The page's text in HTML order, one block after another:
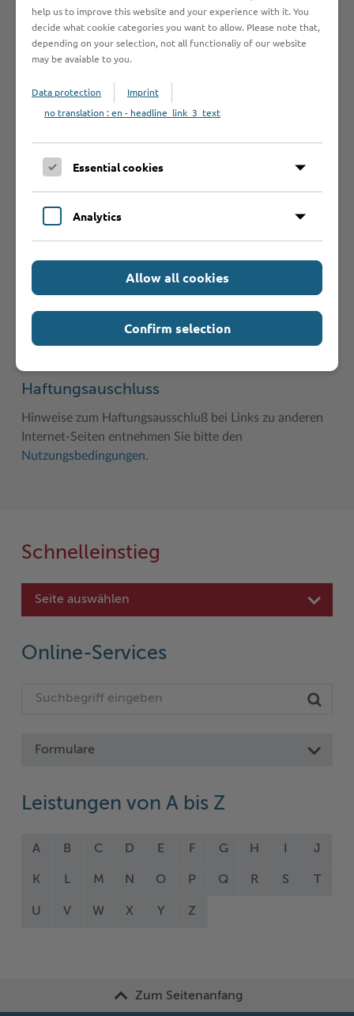
Anfangsbuchstabe des Betriebes
K L M N O
Sie vermissen einen Eintrag in der Liste? Melden Sie
Ihren Betrieb in 3 einfachen Schritten an.
Haftungsauschluss
Hinweise zum Haftungsausschluß bei Links zu anderen
Internet-Seiten entnehmen Sie bitte den
Nutzungsbedingungen.
Schnelleinstieg
Seite auswählen
Online-Services
Formulare
Leistungen von A bis Z
A B C D E F G H J
K L M N O P Q R S T
U V W X Y Z
Zum Seitenanfang
help us to improve this website and your experience with it. You
decide what cookie categories you want to allow. Please note that,
depending on your selection, not all functionaliy of our website
may be avaiable to you.
Data protection
Imprint
no translation : en - headline_link_3_text
Essential cookies
Analytics
Allow all cookies
Confirm selection